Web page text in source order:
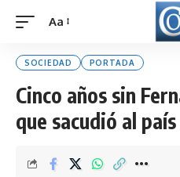
Font
Aa
SOCIEDAD PORTADA
Cinco años sin
que sacudió al